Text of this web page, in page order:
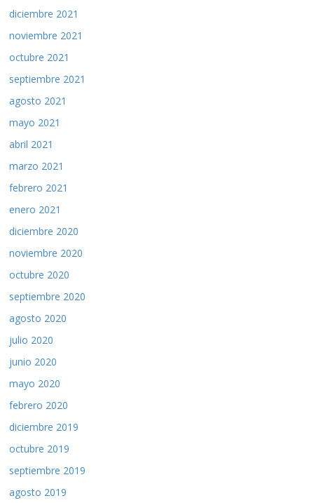
diciembre 2021
noviembre 2021
octubre 2021
septiembre 2021
agosto 2021
mayo 2021
abril 2021
marzo 2021
febrero 2021
enero 2021
diciembre 2020
noviembre 2020
octubre 2020
septiembre 2020
agosto 2020
julio 2020
junio 2020
mayo 2020
febrero 2020
diciembre 2019
octubre 2019
septiembre 2019
agosto 2019